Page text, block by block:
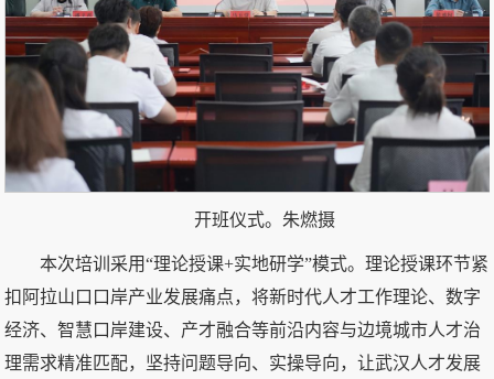
开班仪式。朱燃摄
本次培训采用“理论授课+实地研学”模式。理论授课环节紧
扣阿拉山口口岸产业发展痛点，将新时代人才工作理论、数字
经济、智慧口岸建设、产才融合等前沿内容与边境城市人才治
理需求精准匹配，坚持问题导向、实操导向，让武汉人才发展